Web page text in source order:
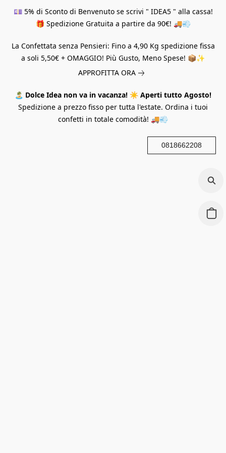
💷 5% di Sconto di Benvenuto se scrivi " IDEA5 " alla cassa!
🎁 Spedizione Gratuita a partire da 90€! 🚚💨
La Confettata senza Pensieri: Fino a 4,90 Kg spedizione fissa
a soli 5,50€ + OMAGGIO! Più Gusto, Meno Spese! 📦✨
APPROFITTA ORA
🏝️ Dolce Idea non va in vacanza! ☀️ Aperti tutto Agosto!
Spedizione a prezzo fisso per tutta l'estate. Ordina i tuoi
confetti in totale comodità! 🚚💨
0818662208